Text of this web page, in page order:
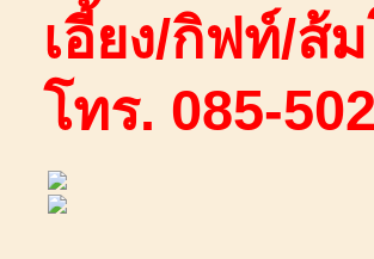
เอี้ยง/กิฟท์/ส้
โทร. 085-